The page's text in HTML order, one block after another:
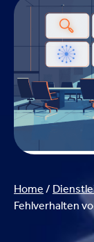
Home /
Fehlverhalten